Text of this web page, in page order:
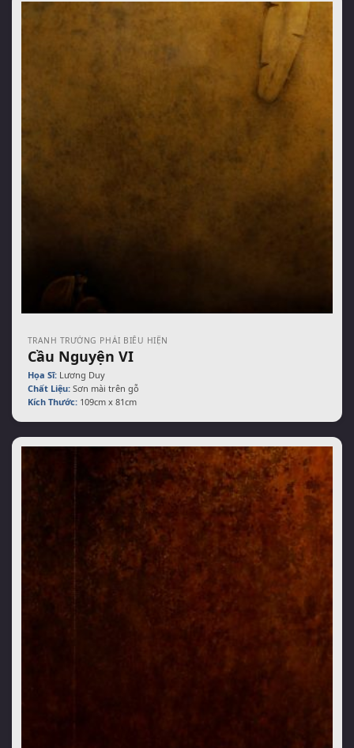
TRANH TRƯỜNG PHÁI BIỂU HIỆN
Cầu Nguyện VI
Họa Sĩ:Lương Duy
Chất Liệu:Sơn mài trên gỗ
Kích Thước:109cm x 81cm